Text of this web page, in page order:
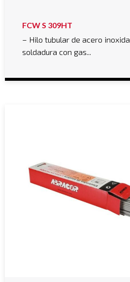
FCW S 309HT
– Hilo tubular de acero
soldadura con gas...